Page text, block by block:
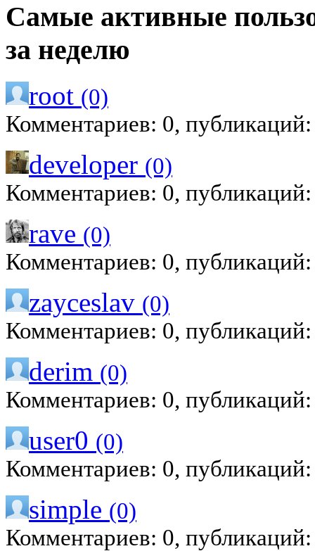
Самые активные
за неделю
root (0)
Комментариев: 0,
developer (0)
Комментариев: 0,
rave (0)
Комментариев: 0,
zayceslav (0)
Комментариев: 0,
derim (0)
Комментариев: 0,
user0 (0)
Комментариев: 0,
simple (0)
Комментариев: 0,